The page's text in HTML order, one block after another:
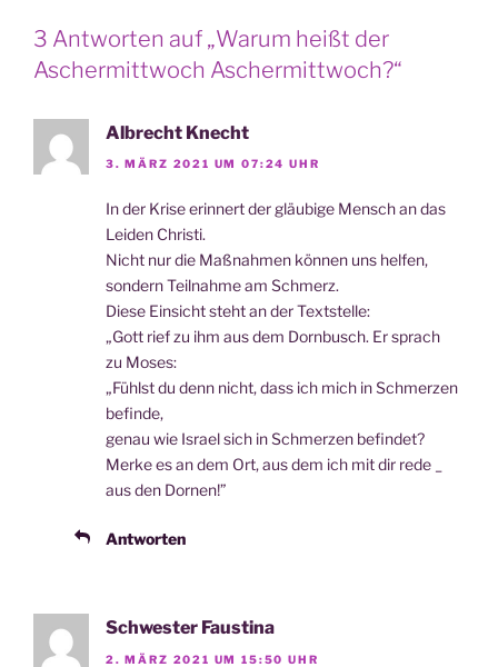
3 Antworten auf „Warum heißt der
Aschermittwoch Aschermittwoch?“
Albrecht Knecht
3. MÄRZ 2021 UM 07:24 UHR
In der Kri­se erin­nert der gläu­bi­ge Mensch an das
Lei­den Christi.
Nicht nur die Maß­nah­men kön­nen uns helfen,
son­dern Teil­nah­me am Schmerz.
Die­se Ein­sicht steht an der Textstelle:
„Gott rief zu ihm aus dem Dorn­busch. Er sprach
zu Moses:
„Fühlst du denn nicht, dass ich mich in Schmer­zen
befinde,
genau wie Isra­el sich in Schmer­zen befindet?
Mer­ke es an dem Ort, aus dem ich mit dir rede _
aus den Dornen!”
Antworten
Schwester Faustina
2. MÄRZ 2021 UM 15:50 UHR